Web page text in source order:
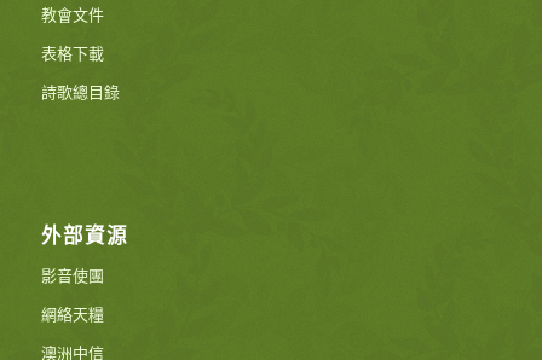
教會文件
表格下載
詩歌總目錄
外部資源
影音使團
網絡天糧
澳洲中信